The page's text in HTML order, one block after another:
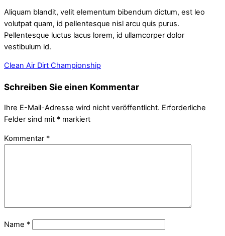
Aliquam blandit, velit elementum bibendum dictum, est leo
volutpat quam, id pellentesque nisl arcu quis purus.
Pellentesque luctus lacus lorem, id ullamcorper dolor
vestibulum id.
Clean Air Dirt Championship
Schreiben Sie einen Kommentar
Ihre E-Mail-Adresse wird nicht veröffentlicht. Erforderliche
Felder sind mit * markiert
Kommentar *
Name *